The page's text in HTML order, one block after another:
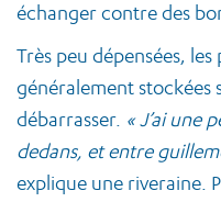
échanger contre des
Très peu dépensées,
généralement stockées
débarrasser. « J’ai une
dedans, et entre
explique une riveraine.